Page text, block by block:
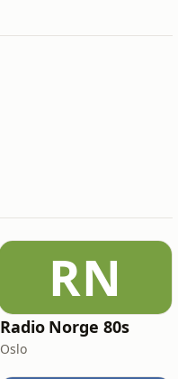
RN
Radio Norge 80s
Oslo